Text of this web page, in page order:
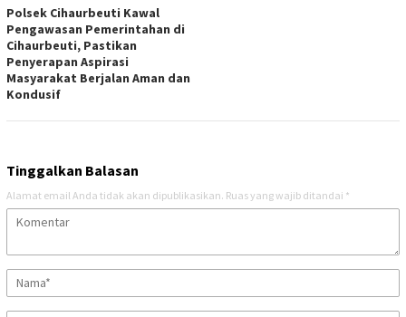
Polsek Cihaurbeuti Kawal
Pengawasan Pemerintahan di
Cihaurbeuti, Pastikan
Penyerapan Aspirasi
Masyarakat Berjalan Aman dan
Kondusif
Tinggalkan Balasan
Alamat email Anda tidak akan dipublikasikan. Ruas yang wajib ditandai *